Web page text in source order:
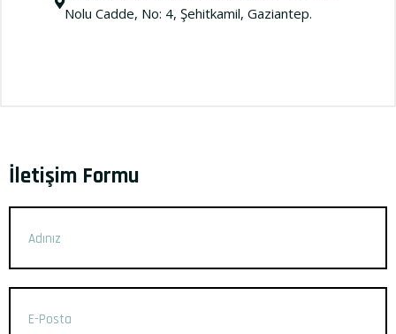
Nolu Cadde, No: 4, Şehitkamil, Gaziantep.
İletişim Formu